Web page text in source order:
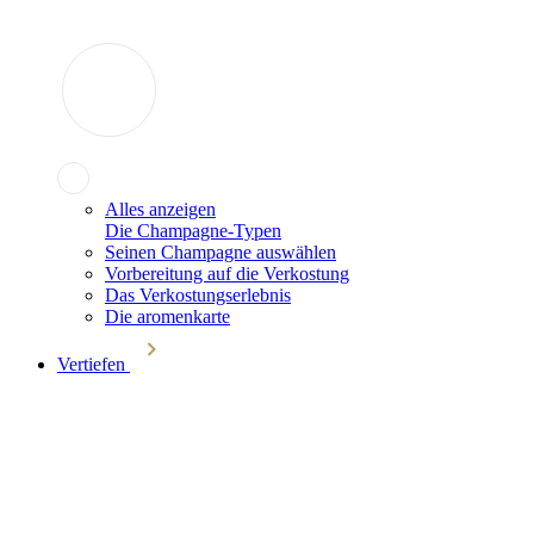
Alles anzeigen
Die Champagne-Typen
Seinen Champagne auswählen
Vorbereitung auf die Verkostung
Das Verkostungserlebnis
Die aromenkarte
Vertiefen